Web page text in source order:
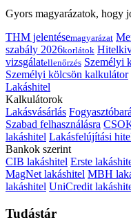
Gyors magyarázatok, hogy
THM jelentésemagyarázat
szabály 2026korlátok
vizsgálatellenőrzés Személyi
Személyi kölcsön kalkulátor
Lakáshitel
Kalkulátorok
Lakásvásárlás
Szabad felhasználásra
lakáshitel Lakásfelújítási
Bankok szerint
CIB lakáshitel Erste
MagNet lakáshitel MBH
lakáshitel UniCredit
Tudástár